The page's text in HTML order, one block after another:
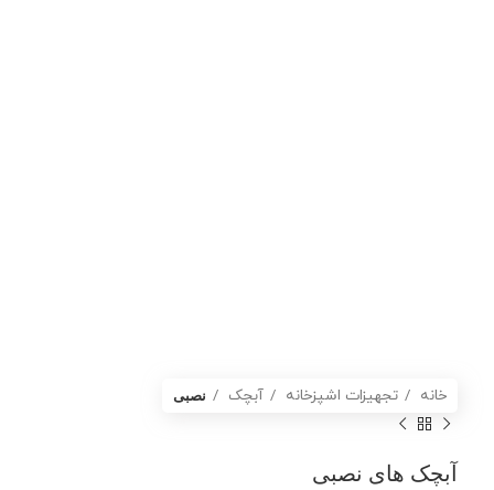
خانه تجهیزات اشپزخانه آبچک نصبی
آبچک های نصبی